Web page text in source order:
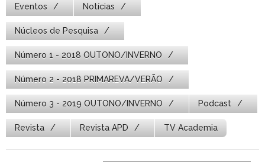
Eventos Notícias
Núcleos de Pesquisa
Número 1 - 2018 OUTONO/INVERNO
Número 2 - 2018 PRIMAREVA/VERÃO
Número 3 - 2019 OUTONO/INVERNO Podcast
Revista Revista APD TV Academia